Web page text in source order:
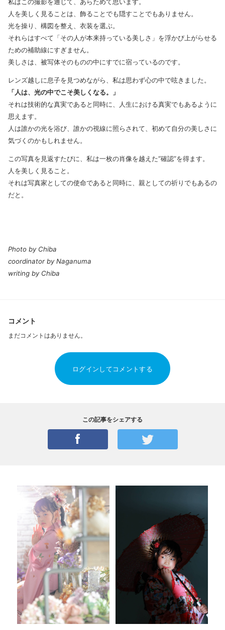
私はこの撮影を通じて、あらためて思います。
人を美しく見ることは、飾ることでも隠すことでもありません。
光を操り、構図を整え、衣装を選ぶ。
それらはすべて「その人が本来持っている美しさ」を浮かび上がらせる
ための補助線にすぎません。
美しさは、被写体そのものの中にすでに宿っているのです。
レンズ越しに息子を見つめながら、私は思わず心の中で呟きました。
「人は、光の中でこそ美しくなる。」
それは技術的な真実であると同時に、人生における真実でもあるように
思えます。
人は誰かの光を浴び、誰かの視線に照らされて、初めて自分の美しさに
気づくのかもしれません。
この写真を見返すたびに、私は一枚の肖像を越えた“確認”を得ます。
人を美しく見ること。
それは写真家としての使命であると同時に、親としての祈りでもあるの
だと。
Photo by Chiba
coordinator by Naganuma
writing by Chiba
コメント
まだコメントはありません。
ログインしてコメントする
この記事をシェアする